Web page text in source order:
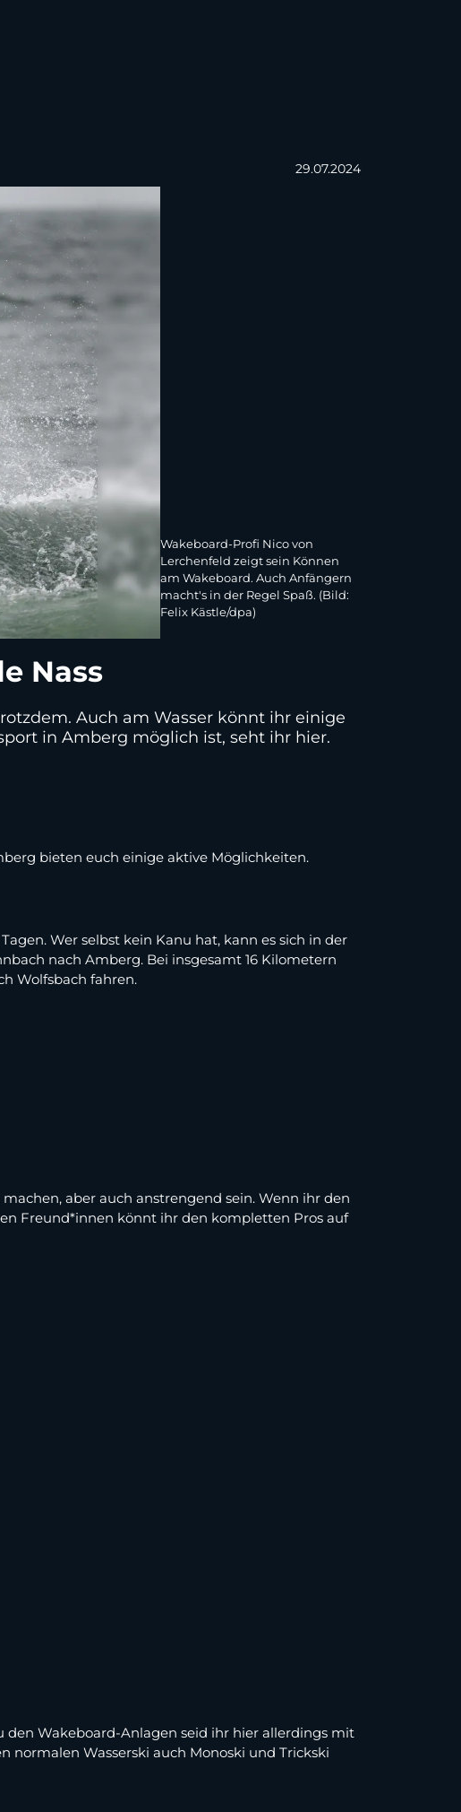
29.07.2024
Wakeboard-Profi Nico von
Lerchenfeld zeigt sein Können
am Wakeboard. Auch Anfängern
macht's in der Regel Spaß. (Bild:
Felix Kästle/dpa)
Nass
Auch am Wasser könnt ihr einige
in Amberg möglich ist, seht ihr hier.
bieten euch einige aktive Möglichkeiten.
Wer selbst kein Kanu hat, kann es sich in der
nach Amberg. Bei insgesamt 16 Kilometern
Wolfsbach fahren.
aber auch anstrengend sein. Wenn ihr den
Freund*innen könnt ihr den kompletten Pros auf
den Wakeboard-Anlagen seid ihr hier allerdings mit
normalen Wasserski auch Monoski und Trickski